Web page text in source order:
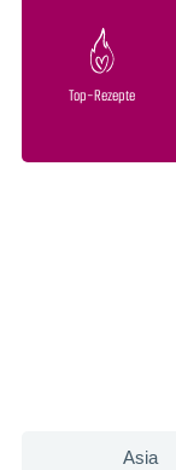
Top-Rezepte
Asia